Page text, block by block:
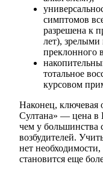
симптомов
разрешена к
лет),
преклонного
тотальное
курсовом
Наконец, ключевая
Султана» — цена в
чем у большинства
возбудителей.
нет
становится еще